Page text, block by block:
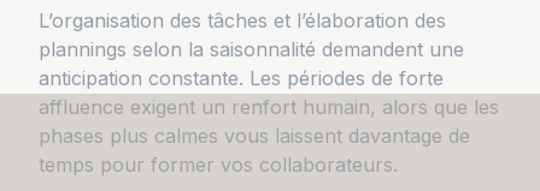
L’organisation des tâches et l’élaboration des
plannings selon la saisonnalité demandent une
anticipation constante. Les périodes de forte
affluence exigent un renfort humain, alors que les
phases plus calmes vous laissent davantage de
temps pour former vos collaborateurs.